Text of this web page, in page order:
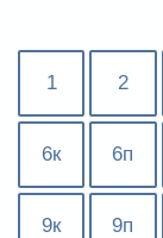
1 2
6к 6п
9к 9п